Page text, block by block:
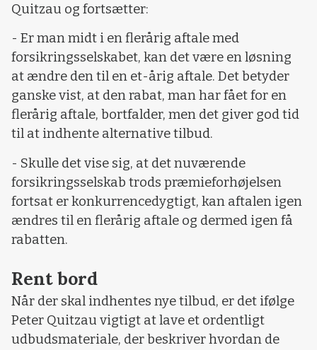
Quitzau og fortsætter:
- Er man midt i en flerårig aftale med
forsikringsselskabet, kan det være en løsning
at ændre den til en et-årig aftale. Det betyder
ganske vist, at den rabat, man har fået for en
flerårig aftale, bortfalder, men det giver god tid
til at indhente alternative tilbud.
- Skulle det vise sig, at det nuværende
forsikringsselskab trods præmieforhøjelsen
fortsat er konkurrencedygtigt, kan aftalen igen
ændres til en flerårig aftale og dermed igen få
rabatten.
Rent bord
Når der skal indhentes nye tilbud, er det ifølge
Peter Quitzau vigtigt at lave et ordentligt
udbudsmateriale, der beskriver hvordan de